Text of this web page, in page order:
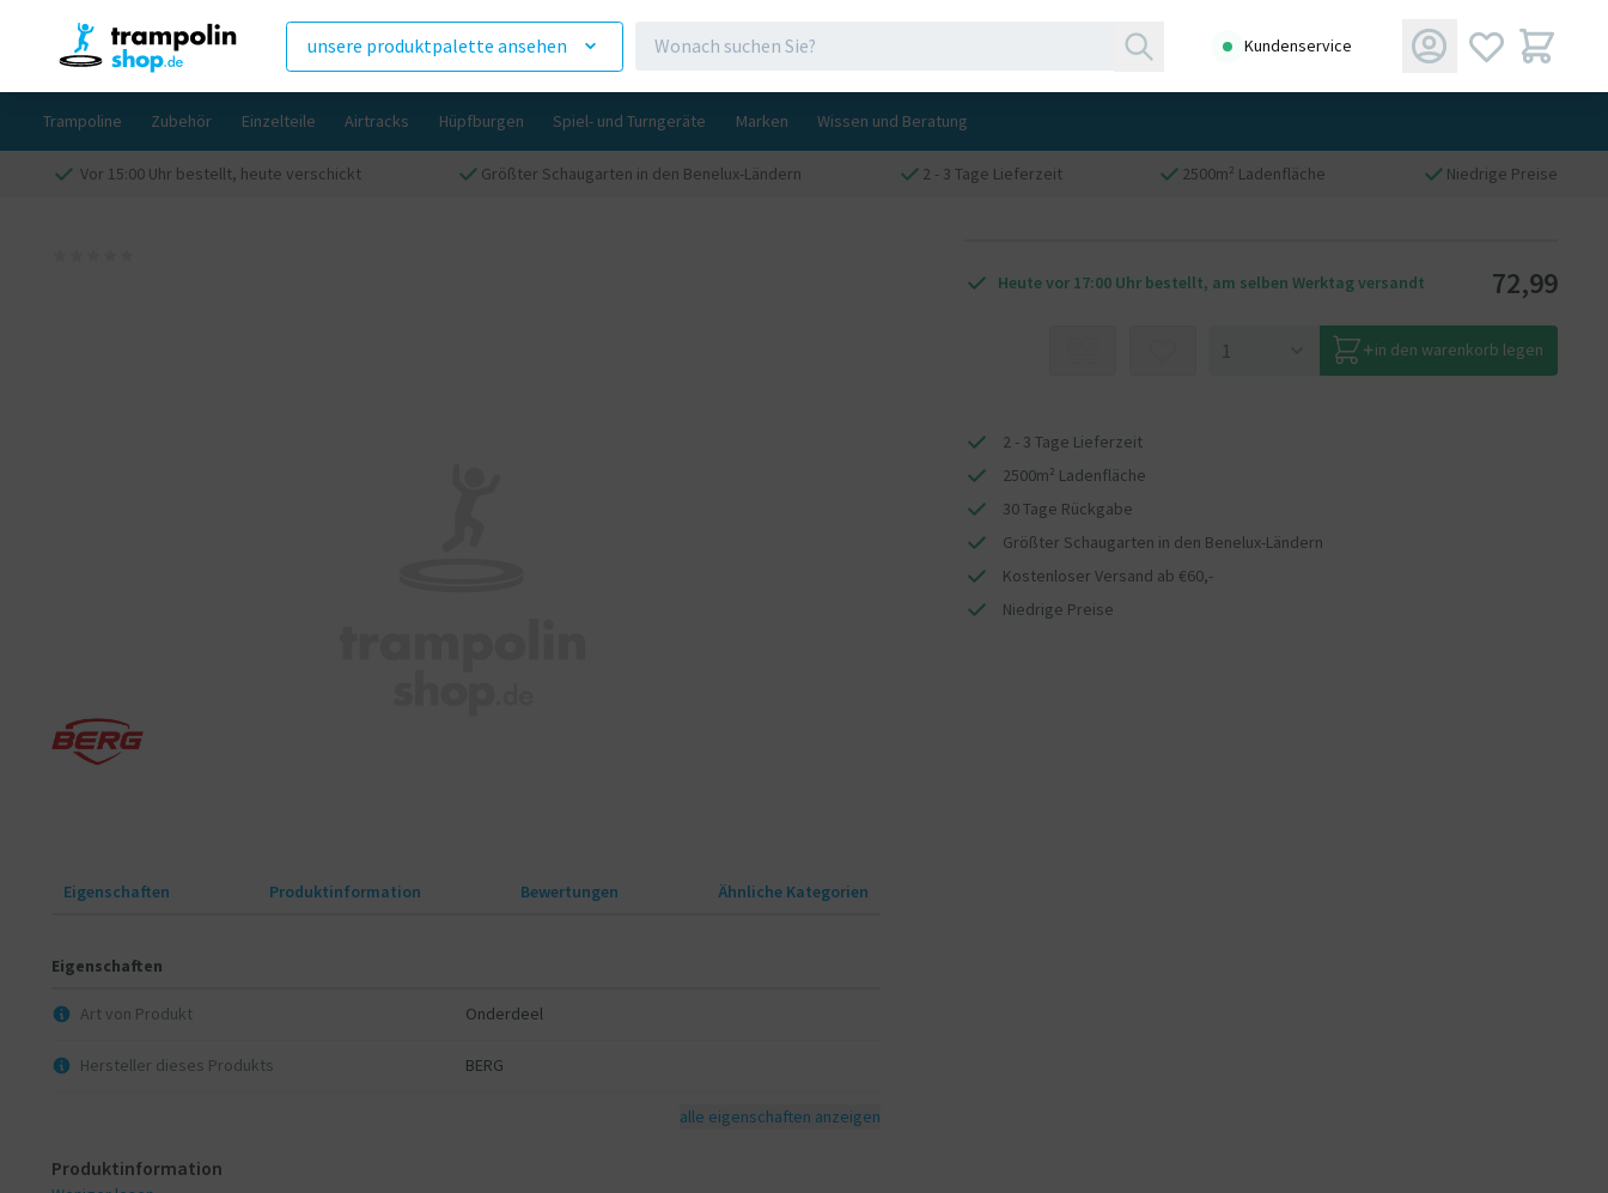
unsere produktpalette ansehen Kundenservice
Trampoline Zubehör Einzelteile Airtracks Hüpfburgen Spiel- und Turngeräte Marken Wissen und Beratung
Vor 15:00 Uhr bestellt, heute verschickt Größter Schaugarten in den Benelux-Ländern 2 - 3 Tage Lieferzeit 2500m² Ladenfläche Niedrige Preise
Eigenschaften Produktinformation Bewertungen Ähnliche Kategorien
Eigenschaften
Art von Produkt Onderdeel
Hersteller dieses Produkts BERG
alle eigenschaften anzeigen
Produktinformation
Heute vor 17:00 Uhr bestellt, am selben Werktag versandt 72,99
in den warenkorb legen
2 - 3 Tage Lieferzeit
2500m² Ladenfläche
30 Tage Rückgabe
Größter Schaugarten in den Benelux-Ländern
Kostenloser Versand ab €60,-
Niedrige Preise